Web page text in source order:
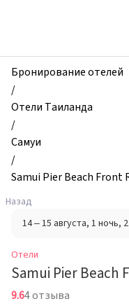
Samui
Pier
Beach
Front
Resort,
Самуи,
Таиланд
Бронирование отелей
/
Отели Таиланда
/
Самуи
/
Samui Pier Beach Front
Назад
14 – 15 августа, 1 ночь,
Отели
Samui Pier Beach
9.64 отзыва